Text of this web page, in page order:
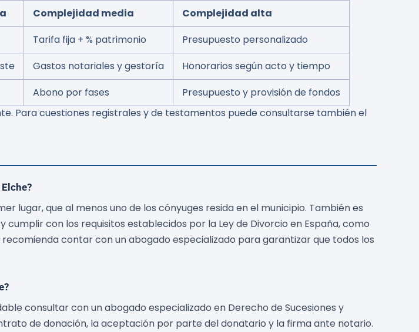
Complejidad media
Complejidad alta
Tarifa fija + % patrimonio
Presupuesto personalizado
Gastos notariales y gestoría
Honorarios según acto y tiempo
Abono por fases
Presupuesto y provisión de fondos
Para cuestiones registrales y de testamentos puede consultarse también el
lugar, que al menos uno de los cónyuges resida en el municipio. También es
con los requisitos establecidos por la Ley de Divorcio en España, como
contar con un abogado especializado para garantizar que todos los
consultar con un abogado especializado en Derecho de Sucesiones y
de donación, la aceptación por parte del donatario y la firma ante notario.